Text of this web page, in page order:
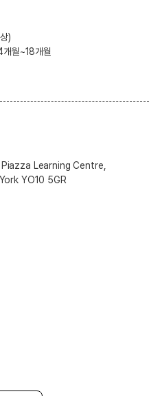
)
월~18개월
Learning Centre,
YO10 5GR